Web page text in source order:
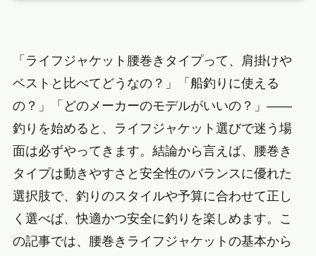
「ライフジャケット腰巻きタイプって、肩掛けや
ベストと比べてどうなの？」「船釣りに使える
の？」「どのメーカーのモデルがいいの？」——
釣りを始めると、ライフジャケット選びで迷う場
面は必ずやってきます。結論から言えば、腰巻き
タイプは動きやすさと安全性のバランスに優れた
選択肢で、釣りのスタイルや予算に合わせて正し
く選べば、快適かつ安全に釣りを楽しめます。こ
の記事では、腰巻きライフジャケットの基本から